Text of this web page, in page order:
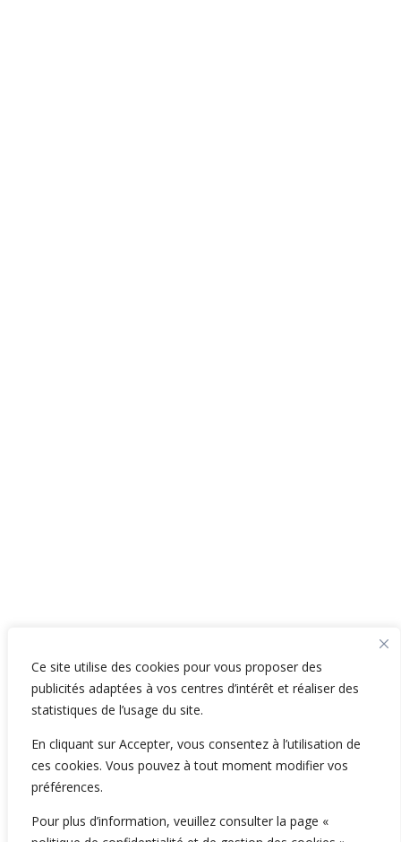
Ce site utilise des cookies pour vous proposer des
publicités adaptées à vos centres d’intérêt et réaliser des
statistiques de l’usage du site.
En cliquant sur Accepter, vous consentez à l’utilisation de
ces cookies. Vous pouvez à tout moment modifier vos
préférences.
Pour plus d’information, veuillez consulter la page «